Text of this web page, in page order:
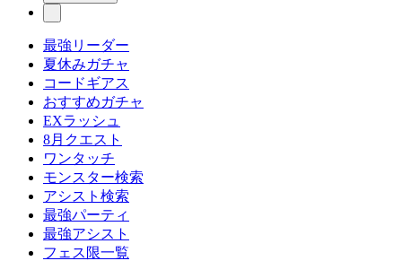
最強リーダー
夏休みガチャ
コードギアス
おすすめガチャ
EXラッシュ
8月クエスト
ワンタッチ
モンスター検索
アシスト検索
最強パーティ
最強アシスト
フェス限一覧